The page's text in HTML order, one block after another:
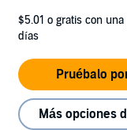
$5.01 o gratis con
días
Pruébalo
Más opciones